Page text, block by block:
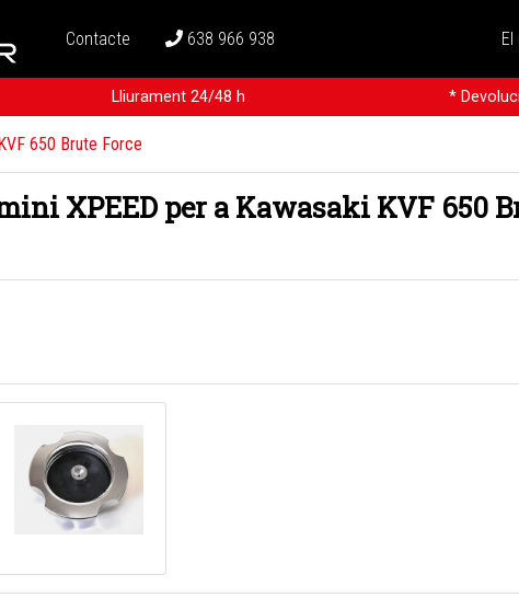
Contacte 638 966 938
Lliurament 24/48 h *
650 Brute Force
XPEED per a Kawasaki KVF 650